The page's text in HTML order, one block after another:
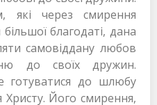
які через смирення
благодаті, дана
самовіддану любов
до своїх дружин.
готуватися до шлюбу
Христу. Його смирення,